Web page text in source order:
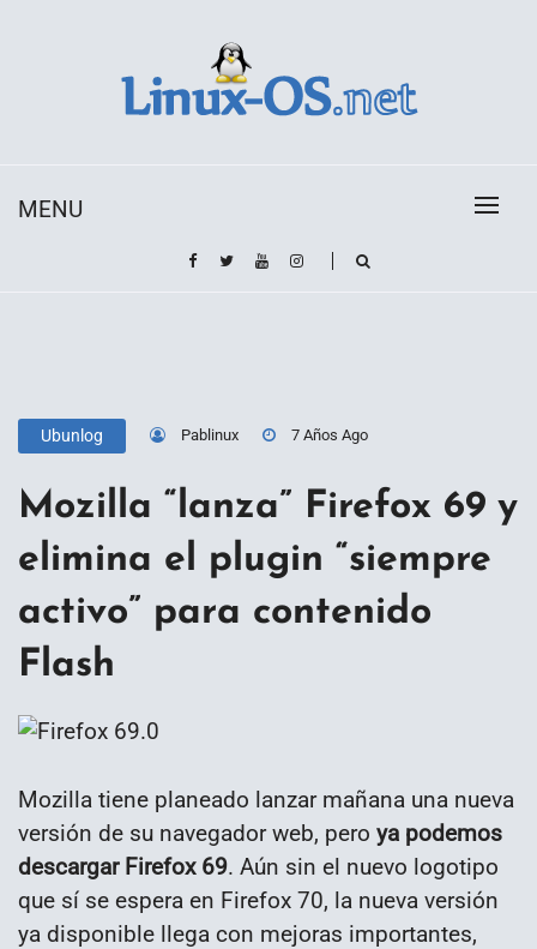
MENU
Ubunlog Pablinux 7 Años Ago
Mozilla “lanza” Firefox 69 y
elimina el plugin “siempre
activo” para contenido
Flash
Mozilla tiene planeado lanzar mañana una nueva
versión de su navegador web, pero ya podemos
descargar Firefox 69. Aún sin el nuevo logotipo
que sí se espera en Firefox 70, la nueva versión
ya disponible llega con mejoras importantes,